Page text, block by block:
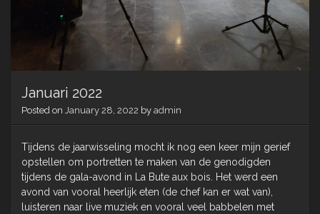
Januari 2022
Posted on January 28, 2022 by admin
Tijdens de jaarwisseling mocht ik nog een keer mijn gerief
opstellen om portretten te maken van de genodigden
tijdens de gala-avond in La Bute aux bois. Het werd een
avond van vooral heerlijk eten (de chef kan er wat van),
luisteren naar live muziek en vooral veel babbelen met